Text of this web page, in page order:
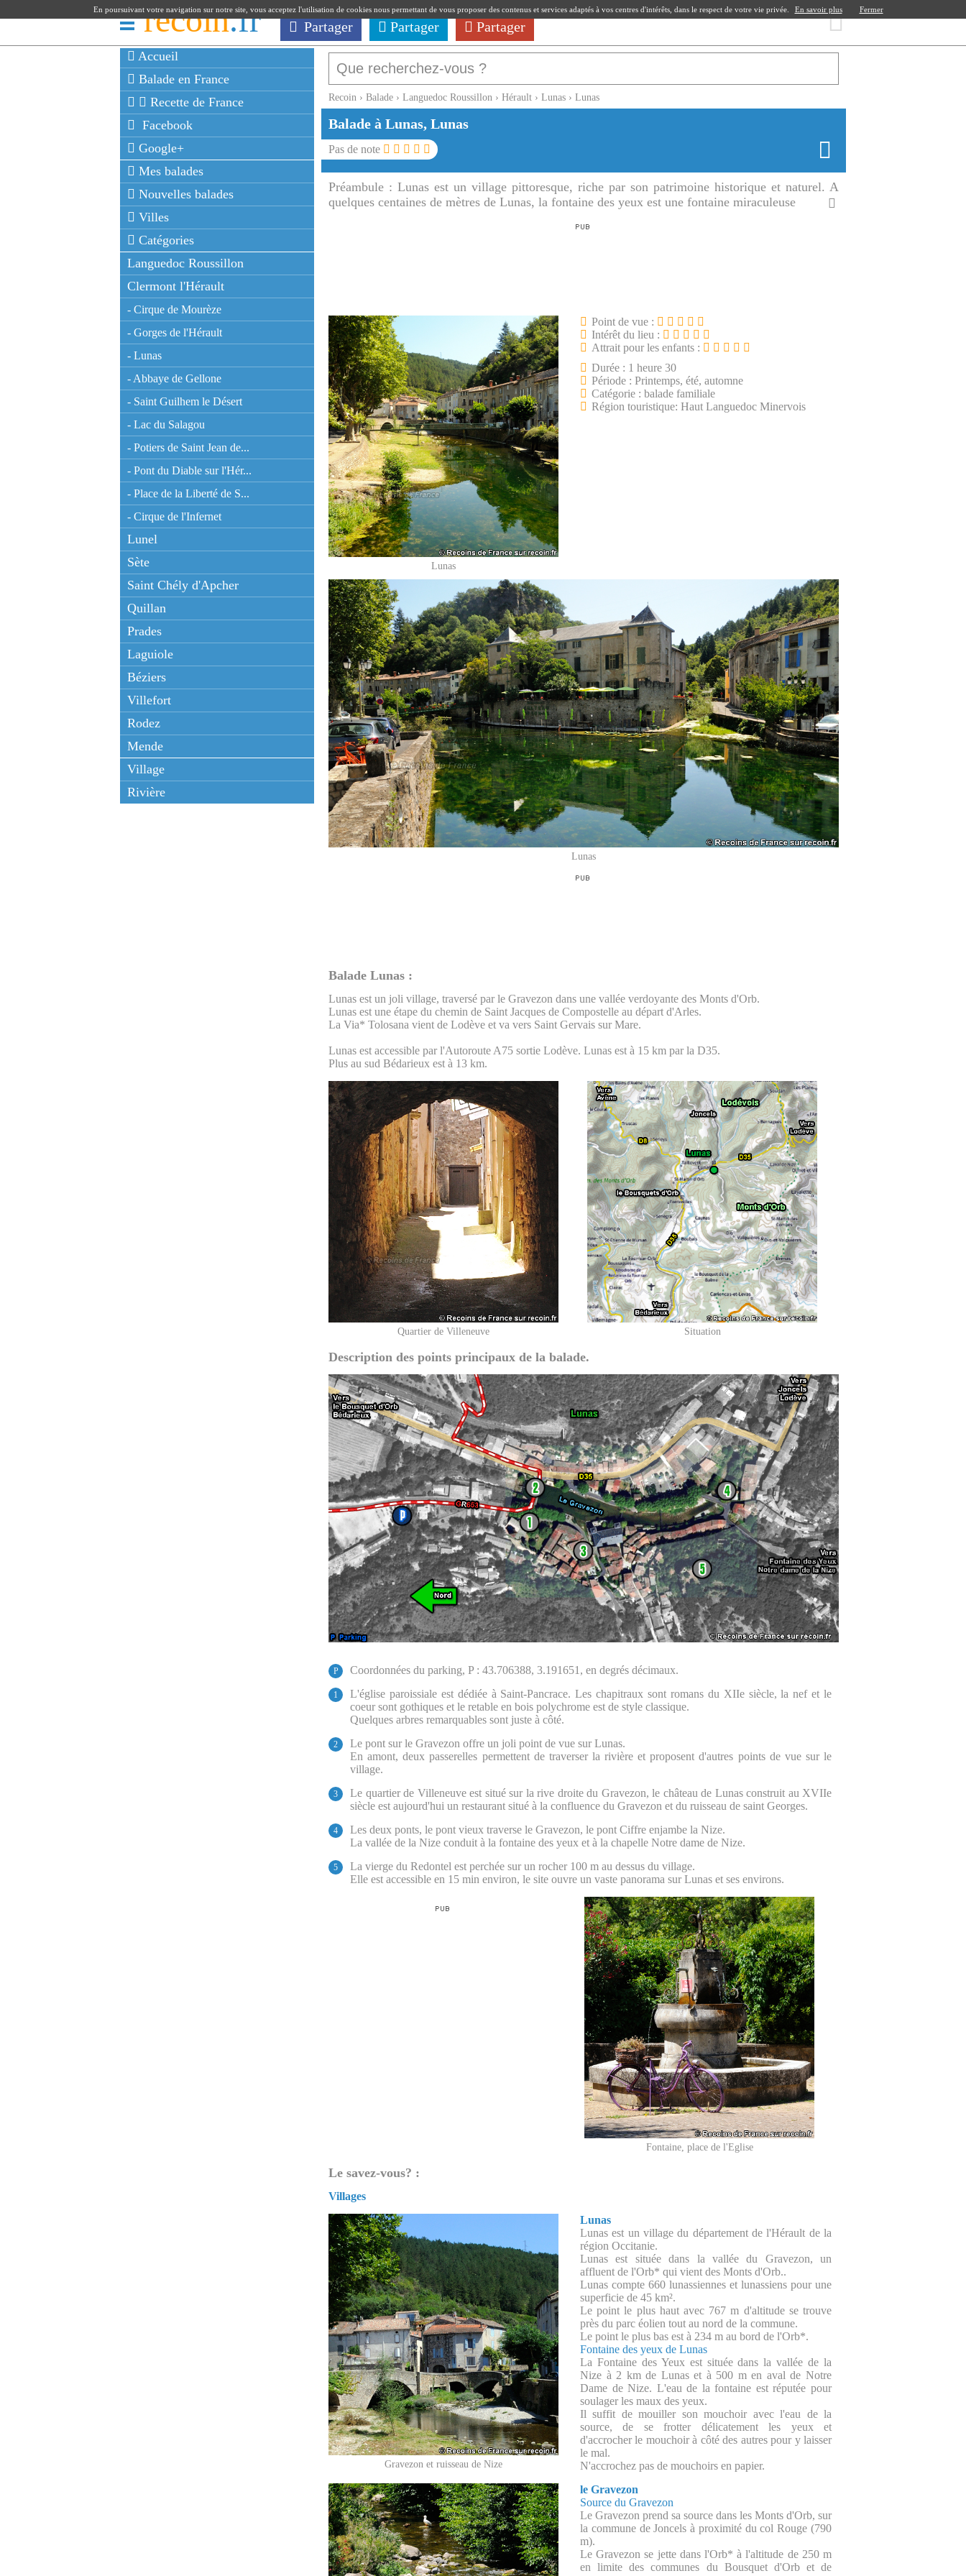
recoin.fr Partager Partager Partager
Accueil
Balade en France
Recette de France
Facebook
Google+
Mes balades
Nouvelles balades
Villes
Catégories
Languedoc Roussillon
Clermont l'Hérault
- Cirque de Mourèze
- Gorges de l'Hérault
- Lunas
- Abbaye de Gellone
- Saint Guilhem le Désert
- Lac du Salagou
- Potiers de Saint Jean de...
- Pont du Diable sur l'Hér...
- Place de la Liberté de S...
- Cirque de l'Infernet
Lunel
Sète
Saint Chély d'Apcher
Quillan
Prades
Laguiole
Béziers
Villefort
Rodez
Mende
Village
Rivière
Recoin › Balade › Languedoc Roussillon › Hérault › Lunas › Lunas
Balade à Lunas, Lunas
Pas de note
Préambule : Lunas est un village pittoresque, riche par son patrimoine historique et naturel. A
quelques centaines de mètres de Lunas, la fontaine des yeux est une fontaine miraculeuse
Lunas
Point de vue :
Intérêt du lieu :
Attrait pour les enfants :
Durée : 1 heure 30
Période : Printemps, été, automne
Catégorie : balade familiale
Région touristique: Haut Languedoc Minervois
Lunas
Balade Lunas :
Lunas est un joli village, traversé par le Gravezon dans une vallée verdoyante des Monts d'Orb.
Lunas est une étape du chemin de Saint Jacques de Compostelle au départ d'Arles.
La Via* Tolosana vient de Lodève et va vers Saint Gervais sur Mare.
Lunas est accessible par l'Autoroute A75 sortie Lodève. Lunas est à 15 km par la D35.
Plus au sud Bédarieux est à 13 km.
Quartier de Villeneuve Situation
Description des points principaux de la balade.
P Coordonnées du parking, P : 43.706388, 3.191651, en degrés décimaux.
1
L'église paroissiale est dédiée à Saint-Pancrace. Les chapitraux sont romans du XIIe siècle, la nef et le
coeur sont gothiques et le retable en bois polychrome est de style classique.
Quelques arbres remarquables sont juste à côté.
2
Le pont sur le Gravezon offre un joli point de vue sur Lunas.
En amont, deux passerelles permettent de traverser la rivière et proposent d'autres points de vue sur le
village.
3
Le quartier de Villeneuve est situé sur la rive droite du Gravezon, le château de Lunas construit au XVIIe
siècle est aujourd'hui un restaurant situé à la confluence du Gravezon et du ruisseau de saint Georges.
4
Les deux ponts, le pont vieux traverse le Gravezon, le pont Ciffre enjambe la Nize.
La vallée de la Nize conduit à la fontaine des yeux et à la chapelle Notre dame de Nize.
5
La vierge du Redontel est perchée sur un rocher 100 m au dessus du village.
Elle est accessible en 15 min environ, le site ouvre un vaste panorama sur Lunas et ses environs.
Fontaine, place de l'Eglise
Le savez-vous? :
Villages
Gravezon et ruisseau de Nize
Lunas
Lunas est un village du département de l'Hérault de la
région Occitanie.
Lunas est située dans la vallée du Gravezon, un
affluent de l'Orb* qui vient des Monts d'Orb..
Lunas compte 660 lunassiennes et lunassiens pour une
superficie de 45 km².
Le point le plus haut avec 767 m d'altitude se trouve
près du parc éolien tout au nord de la commune.
Le point le plus bas est à 234 m au bord de l'Orb*.
Fontaine des yeux de Lunas
La Fontaine des Yeux est située dans la vallée de la
Nize à 2 km de Lunas et à 500 m en aval de Notre
Dame de Nize. L'eau de la fontaine est réputée pour
soulager les maux des yeux.
Il suffit de mouiller son mouchoir avec l'eau de la
source, de se frotter délicatement les yeux et
d'accrocher le mouchoir à côté des autres pour y laisser
le mal.
N'accrochez pas de mouchoirs en papier.
le Gravezon
Source du Gravezon
Le Gravezon prend sa source dans les Monts d'Orb, sur
la commune de Joncels à proximité du col Rouge (790
m).
Le Gravezon se jette dans l'Orb* à l'altitude de 250 m
en limite des communes du Bousquet d'Orb et de
En poursuivant votre navigation sur notre site, vous acceptez l'utilisation de cookies nous permettant de vous proposer des contenus et services adaptés à vos centres d'intérêts, dans le respect de votre vie privée. En savoir plus Fermer